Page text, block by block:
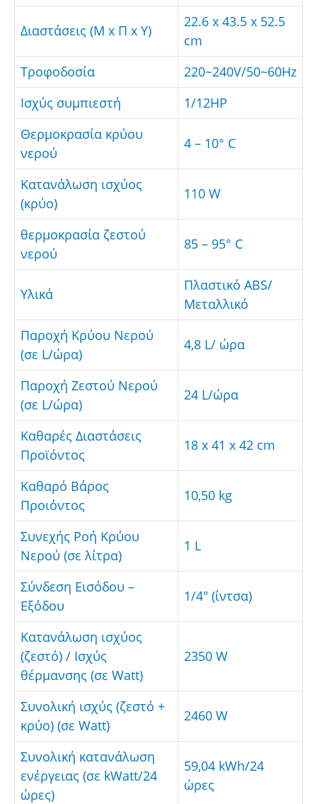
Διαστάσεις (Μ x Π x Υ)
22.6 x 43.5 x 52.5
cm
Τροφοδοσία
220~240V/50~60Hz
Ισχύς συμπιεστή
1/12HP
Θερμοκρασία κρύου
νερού
4 – 10° C
Κατανάλωση ισχύος
(κρύο)
110 W
θερμοκρασία ζεστού
νερού
85 – 95° C
Υλικά
Πλαστικό ABS/
Μεταλλικό
Παροχή Κρύου Νερού
(σε L/ώρα)
4,8 L/ ώρα
Παροχή Ζεστού Νερού
(σε L/ώρα)
24 L/ώρα
Καθαρές Διαστάσεις
Προϊόντος
18 x 41 x 42 cm
Καθαρό Βάρος
Προιόντος
10,50 kg
Συνεχής Ροή Κρύου
Νερού (σε λίτρα)
1 L
Σύνδεση Εισόδου –
Εξόδου
1/4″ (ίντσα)
Κατανάλωση ισχύος
(ζεστό) / Ισχύς
θέρμανσης (σε Watt)
2350 W
Συνολική ισχύς (ζεστό +
κρύο) (σε Watt)
2460 W
Συνολική κατανάλωση
ενέργειας (σε kWatt/24
ώρες)
59,04 kWh/24
ώρες